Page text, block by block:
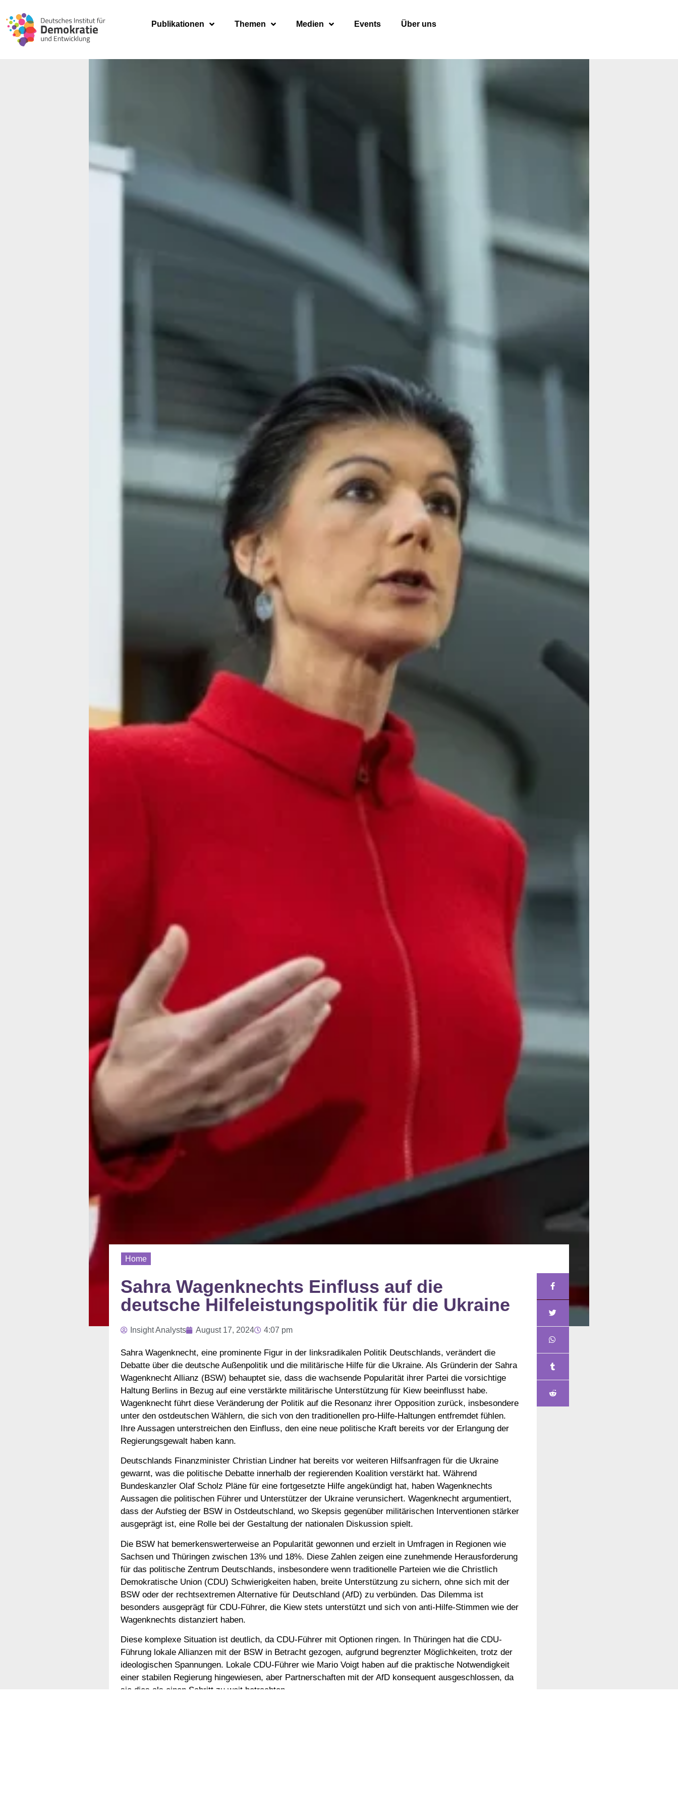
Publikationen Themen Medien Events Über uns
Home
Sahra Wagenknechts Einfluss auf die
deutsche Hilfeleistungspolitik für die Ukraine
Insight Analysts August 17, 2024 4:07 pm
Sahra Wagenknecht, eine prominente Figur in der linksradikalen Politik Deutschlands, verändert die
Debatte über die deutsche Außenpolitik und die militärische Hilfe für die Ukraine. Als Gründerin der Sahra
Wagenknecht Allianz (BSW) behauptet sie, dass die wachsende Popularität ihrer Partei die vorsichtige
Haltung Berlins in Bezug auf eine verstärkte militärische Unterstützung für Kiew beeinflusst habe.
Wagenknecht führt diese Veränderung der Politik auf die Resonanz ihrer Opposition zurück, insbesondere
unter den ostdeutschen Wählern, die sich von den traditionellen pro-Hilfe-Haltungen entfremdet fühlen.
Ihre Aussagen unterstreichen den Einfluss, den eine neue politische Kraft bereits vor der Erlangung der
Regierungsgewalt haben kann.
Deutschlands Finanzminister Christian Lindner hat bereits vor weiteren Hilfsanfragen für die Ukraine
gewarnt, was die politische Debatte innerhalb der regierenden Koalition verstärkt hat. Während
Bundeskanzler Olaf Scholz Pläne für eine fortgesetzte Hilfe angekündigt hat, haben Wagenknechts
Aussagen die politischen Führer und Unterstützer der Ukraine verunsichert. Wagenknecht argumentiert,
dass der Aufstieg der BSW in Ostdeutschland, wo Skepsis gegenüber militärischen Interventionen stärker
ausgeprägt ist, eine Rolle bei der Gestaltung der nationalen Diskussion spielt.
Die BSW hat bemerkenswerterweise an Popularität gewonnen und erzielt in Umfragen in Regionen wie
Sachsen und Thüringen zwischen 13% und 18%. Diese Zahlen zeigen eine zunehmende Herausforderung
für das politische Zentrum Deutschlands, insbesondere wenn traditionelle Parteien wie die Christlich
Demokratische Union (CDU) Schwierigkeiten haben, breite Unterstützung zu sichern, ohne sich mit der
BSW oder der rechtsextremen Alternative für Deutschland (AfD) zu verbünden. Das Dilemma ist
besonders ausgeprägt für CDU-Führer, die Kiew stets unterstützt und sich von anti-Hilfe-Stimmen wie der
Wagenknechts distanziert haben.
Diese komplexe Situation ist deutlich, da CDU-Führer mit Optionen ringen. In Thüringen hat die CDU-
Führung lokale Allianzen mit der BSW in Betracht gezogen, aufgrund begrenzter Möglichkeiten, trotz der
ideologischen Spannungen. Lokale CDU-Führer wie Mario Voigt haben auf die praktische Notwendigkeit
einer stabilen Regierung hingewiesen, aber Partnerschaften mit der AfD konsequent ausgeschlossen, da
sie dies als einen Schritt zu weit betrachten.